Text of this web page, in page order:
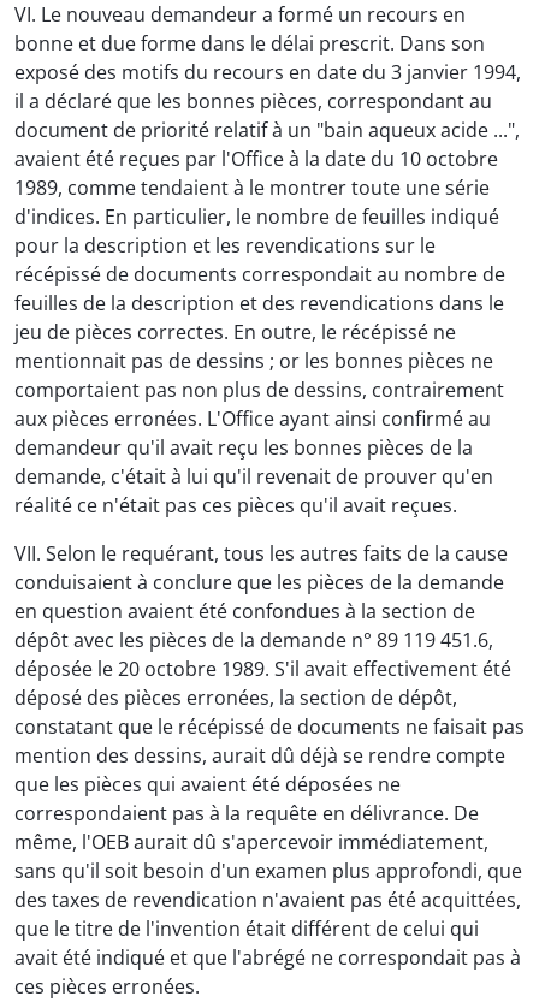
VI. Le nouveau demandeur a formé un recours en
bonne et due forme dans le délai prescrit. Dans son
exposé des motifs du recours en date du 3 janvier 1994,
il a déclaré que les bonnes pièces, correspondant au
document de priorité relatif à un "bain aqueux acide ...",
avaient été reçues par l'Office à la date du 10 octobre
1989, comme tendaient à le montrer toute une série
d'indices. En particulier, le nombre de feuilles indiqué
pour la description et les revendications sur le
récépissé de documents correspondait au nombre de
feuilles de la description et des revendications dans le
jeu de pièces correctes. En outre, le récépissé ne
mentionnait pas de dessins ; or les bonnes pièces ne
comportaient pas non plus de dessins, contrairement
aux pièces erronées. L'Office ayant ainsi confirmé au
demandeur qu'il avait reçu les bonnes pièces de la
demande, c'était à lui qu'il revenait de prouver qu'en
réalité ce n'était pas ces pièces qu'il avait reçues.
VII. Selon le requérant, tous les autres faits de la cause
conduisaient à conclure que les pièces de la demande
en question avaient été confondues à la section de
dépôt avec les pièces de la demande n° 89 119 451.6,
déposée le 20 octobre 1989. S'il avait effectivement été
déposé des pièces erronées, la section de dépôt,
constatant que le récépissé de documents ne faisait pas
mention des dessins, aurait dû déjà se rendre compte
que les pièces qui avaient été déposées ne
correspondaient pas à la requête en délivrance. De
même, l'OEB aurait dû s'apercevoir immédiatement,
sans qu'il soit besoin d'un examen plus approfondi, que
des taxes de revendication n'avaient pas été acquittées,
que le titre de l'invention était différent de celui qui
avait été indiqué et que l'abrégé ne correspondait pas à
ces pièces erronées.